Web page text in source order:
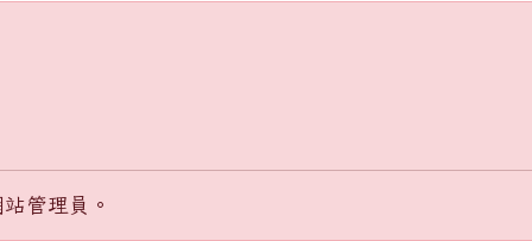
管理員。